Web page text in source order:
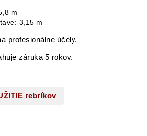
m
3,15 m
profesionálne účely.
záruka 5 rokov.
rebríkov